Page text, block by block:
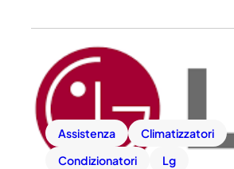
Assistenza
Climatizzatori
Condizionatori
Lg